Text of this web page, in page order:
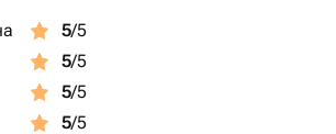
5/5
5/5
5/5
5/5